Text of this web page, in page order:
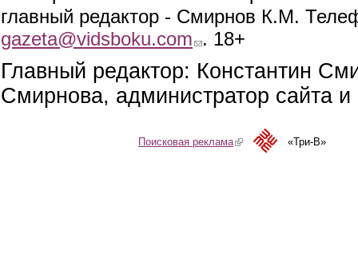
главный редактор - Смирнов К.М.
gazeta@vidsboku.com (link sends e-mail)
. 18+
Главный редактор: Константин
Смирнова, администратор сайта
Поисковая реклама(link is external)«Три-В»